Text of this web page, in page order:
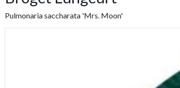
Pulmonaria saccharata 'Mrs. Moon'